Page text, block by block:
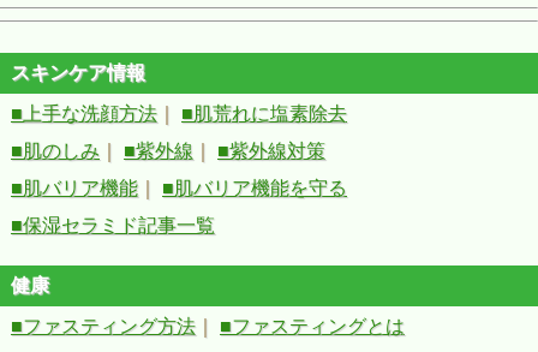
スキンケア情報
■上手な洗顔方法
■肌荒れに塩素除去
■肌のしみ
■紫外線
■紫外線対策
■肌バリア機能
■肌バリア機能を守る
■保湿セラミド記事一覧
健康
■ファスティング方法
■ファスティングとは